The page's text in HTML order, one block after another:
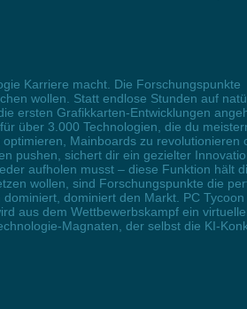
Karriere macht. Die Forschungspunkte
wollen. Statt endlose Stunden auf
ersten Grafikkarten-Entwicklungen
über 3.000 Technologien, die du
Mainboards zu revolutionieren
pushen, sichert dir ein gezielter
aufholen musst – diese Funktion hält
wollen, sind Forschungspunkte die
dominiert den Markt. PC
aus dem Wettbewerbskampf ein
Magnaten, der selbst die KI-